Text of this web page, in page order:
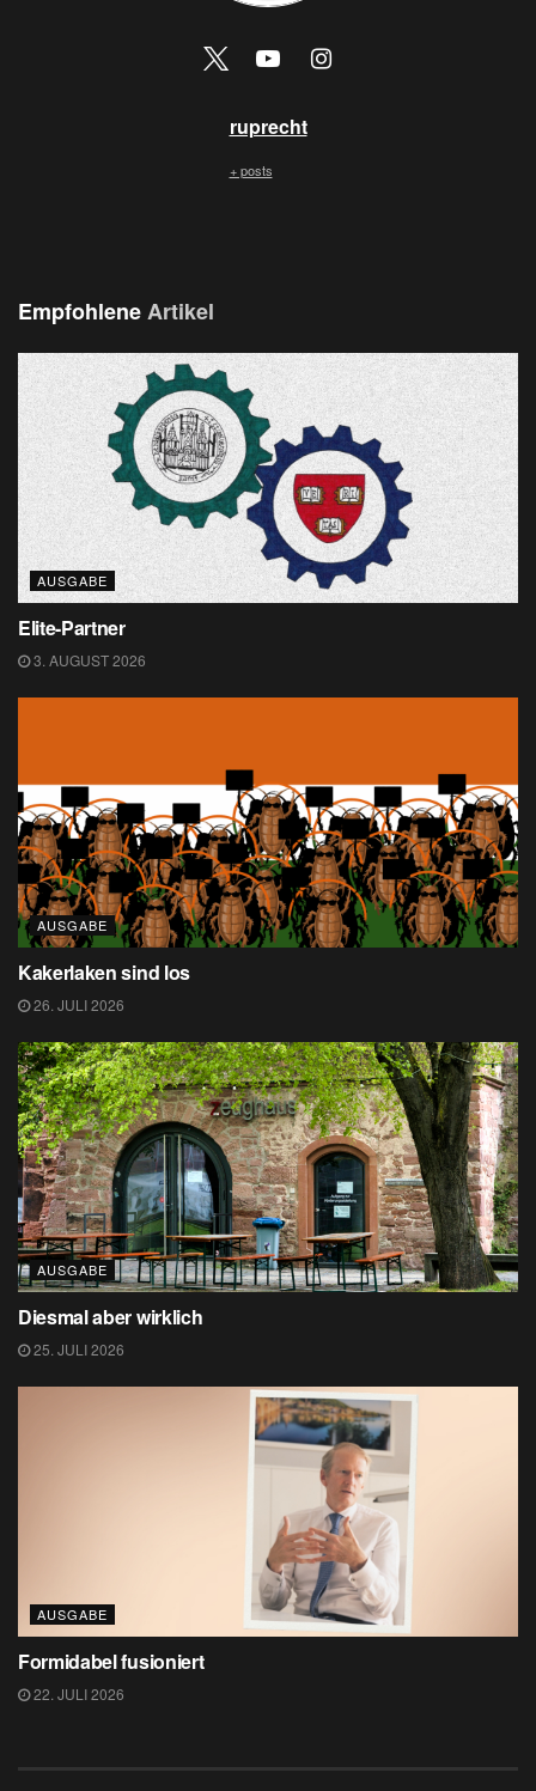
ruprecht
+ posts
EmpfohleneArtikel
AUSGABE
Elite-Partner
3. AUGUST 2026
AUSGABE
Kakerlaken sind los
26. JULI 2026
AUSGABE
Diesmal aber wirklich
25. JULI 2026
AUSGABE
Formidabel fusioniert
22. JULI 2026